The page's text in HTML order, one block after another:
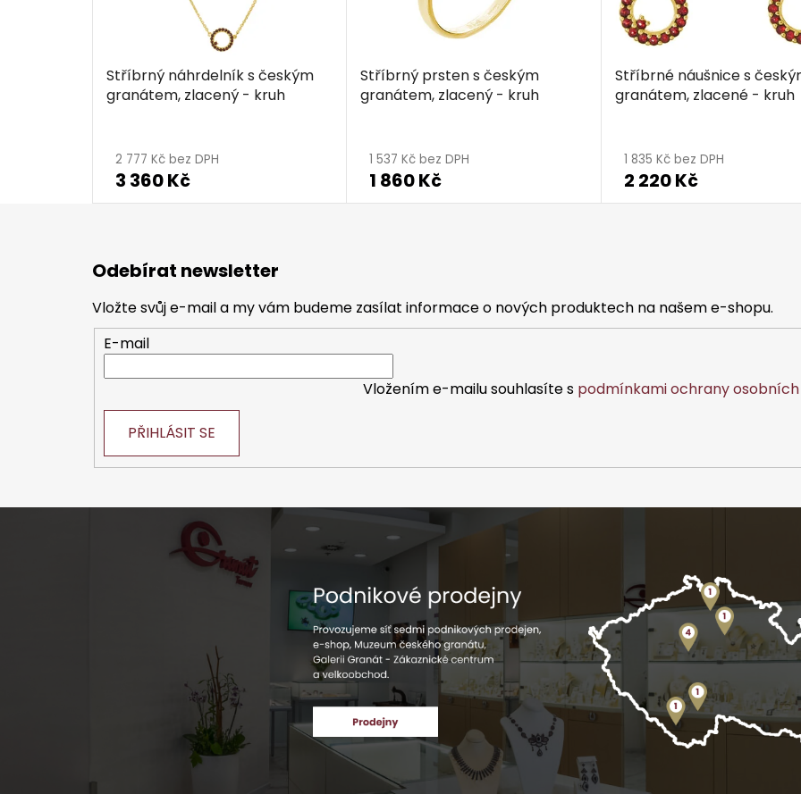
Stříbrný náhrdelník s českým
granátem, zlacený - kruh
2 777 Kč bez DPH
3 360 Kč
Stříbrný prsten s českým
granátem, zlacený - kruh
1 537 Kč bez DPH
1 860 Kč
Stříbrné náušnice s
granátem, zlacené - kruh
1 835 Kč bez DPH
2 220 Kč
Odebírat newsletter
Vložte svůj e-mail a my vám budeme zasílat informace o nových produktech na našem e-shopu.
E-mail
Vložením e-mailu souhlasíte s podmínkami ochrany osobních
PŘIHLÁSIT SE